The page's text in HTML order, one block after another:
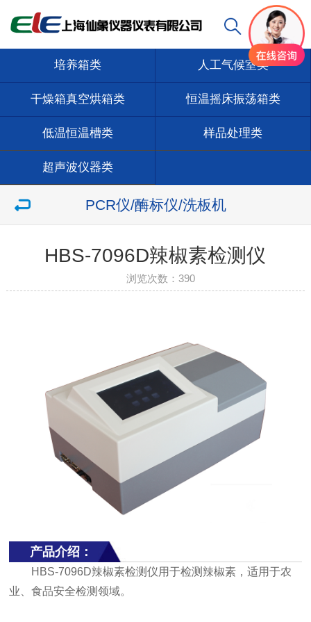
培养箱类 人工气候室类
干燥箱真空烘箱类 恒温摇床振荡箱类
低温恒温槽类 样品处理类
超声波仪器类
PCR仪/酶标仪/洗板机
HBS-7096D辣椒素检测仪
浏览次数： 390
产品介绍：
HBS-7096D辣椒素检测仪用于检测辣椒素，适用于农
业、食品安全检测领域。